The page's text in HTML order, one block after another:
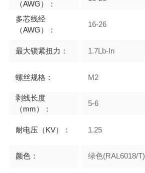
（AWG）：
多芯线经
（AWG）：
16-26
最大锁紧扭力： 1.7Lb-In
螺丝规格： M2
剥线长度
（mm）：
5-6
耐电压（KV）： 1.25
颜色： 绿色(RAL6018/T)